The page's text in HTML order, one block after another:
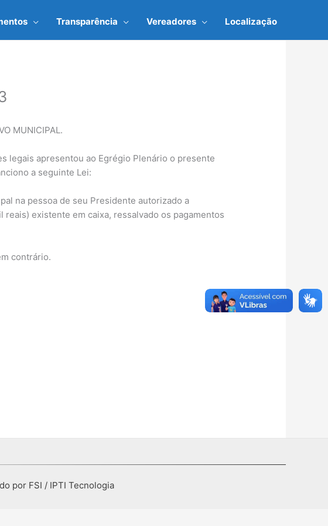
Transparência Vereadores Localização
MUNICIPAL.
legais apresentou ao Egrégio Plenário o presente
a seguinte Lei:
na pessoa de seu Presidente autorizado a
existente em caixa, ressalvado os pagamentos
contrário.
por FSI / IPTI Tecnologia